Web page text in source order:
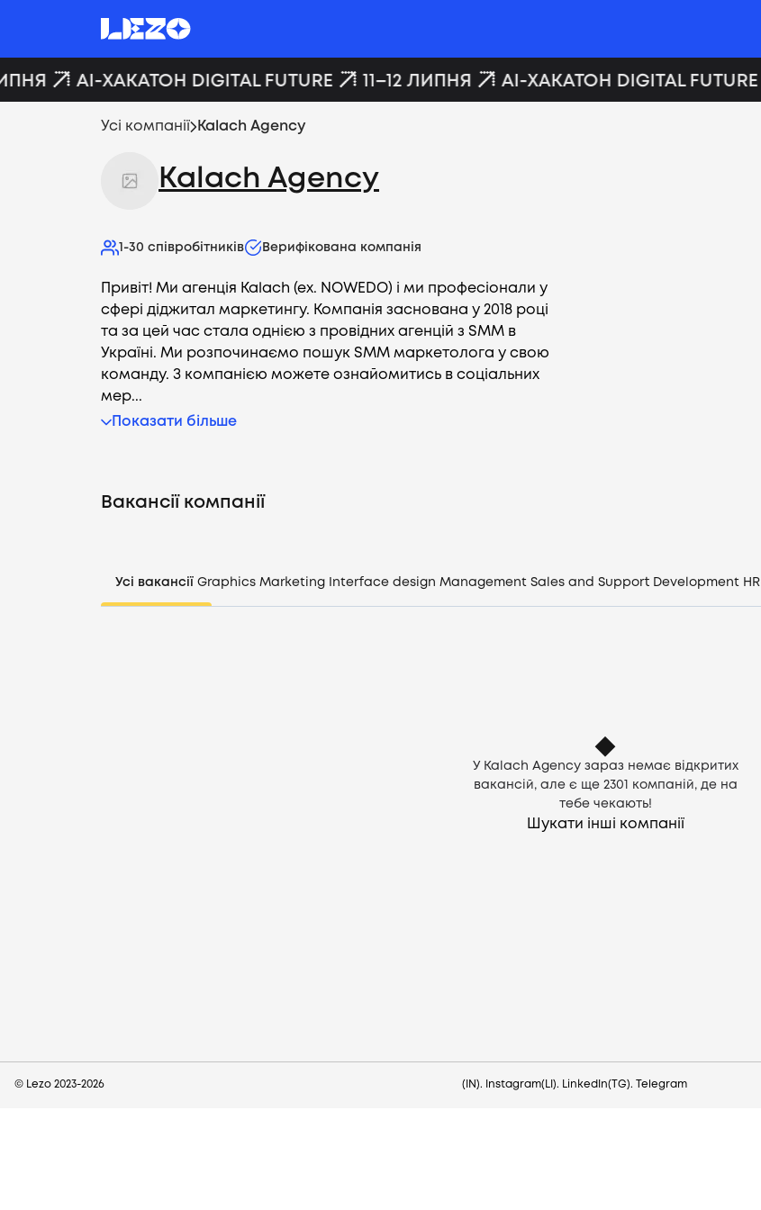
Увійти
AI-ХАКАТОН DIGITAL FUTURE 11–12 ЛИПНЯ AI-ХАКАТОН DIGITAL FUTURE
Усі компанії Kalach Agency
Kalach Agency
1-30 співробітників Верифікована компанія
Привіт! Ми агенція Kalach (ex. NOWEDO) і ми професіонали у
сфері діджитал маркетингу. Компанія заснована у 2018 році
та за цей час стала однією з провідних агенцій з SMM в
Україні. Ми розпочинаємо пошук SMM маркетолога у свою
команду. З компанією можете ознайомитись в соціальних
мер...
Показати більше
Вакансії компанії
Усі вакансії Graphics Marketing Interface design Management Sales and Support Development HR
У Kalach Agency зараз немає відкритих
вакансій, але є ще 2301
компаній, де на
тебе чекають!
Шукати інші компанії
© Lezo 2023-2026 (IN). Instagram(LI). LinkedIn(TG). Telegram